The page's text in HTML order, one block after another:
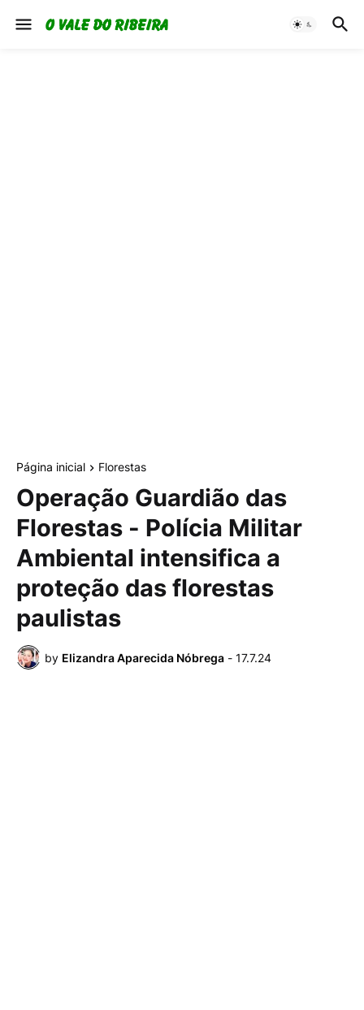
Página inicial Florestas
Operação Guardião das
Florestas - Polícia Militar
Ambiental intensifica a
proteção das florestas
paulistas
by Elizandra Aparecida Nóbrega - 17.7.24